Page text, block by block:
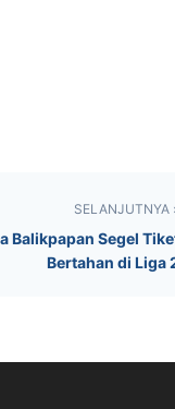
SELANJUTNYA
Balikpapan Segel
Bertahan di Liga